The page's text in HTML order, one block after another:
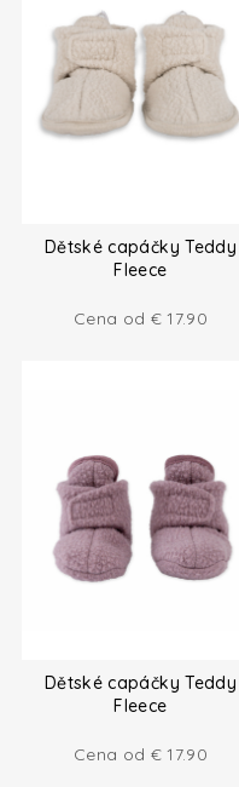
Dětské capáčky Teddy
Fleece
Cena od € 17.90
Dětské capáčky Teddy
Fleece
Cena od € 17.90